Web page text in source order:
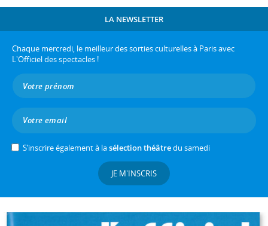
LA NEWSLETTER
Chaque mercredi, le meilleur des sorties culturelles à Paris avec
L'Officiel des spectacles !
S’inscrire également à lasélection théâtredu samedi
JE M'INSCRIS